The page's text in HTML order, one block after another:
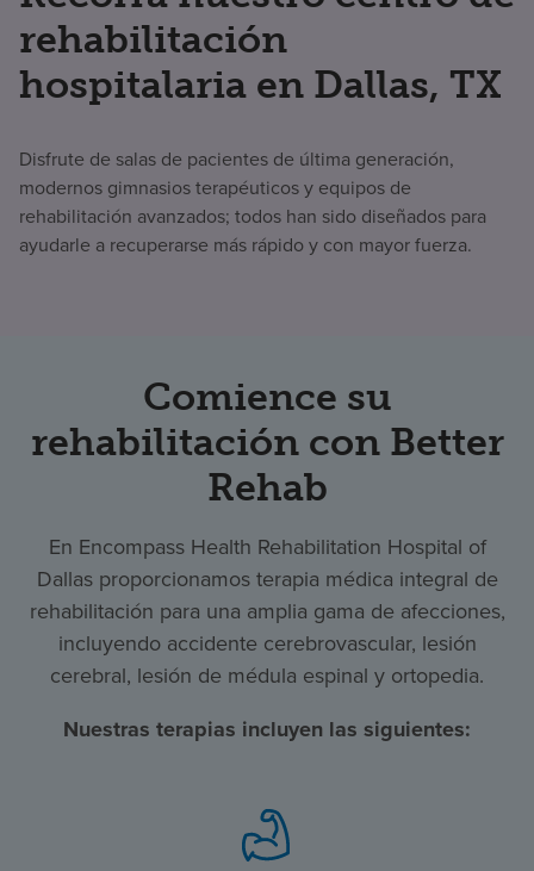
rehabilitación
hospitalaria en Dallas, TX
Disfrute de salas de pacientes de última generación,
modernos gimnasios terapéuticos y equipos de
rehabilitación avanzados; todos han sido diseñados para
ayudarle a recuperarse más rápido y con mayor fuerza.
Comience su
rehabilitación con Better
Rehab
En Encompass Health Rehabilitation Hospital of
Dallas proporcionamos terapia médica integral de
rehabilitación para una amplia gama de afecciones,
incluyendo accidente cerebrovascular, lesión
cerebral, lesión de médula espinal y ortopedia.
Nuestras terapias incluyen las siguientes: